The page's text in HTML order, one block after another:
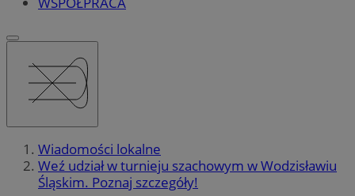
Wiadomości lokalne
Weź udział w turnieju szachowym w Wodzisławiu
Śląskim. Poznaj szczegóły!